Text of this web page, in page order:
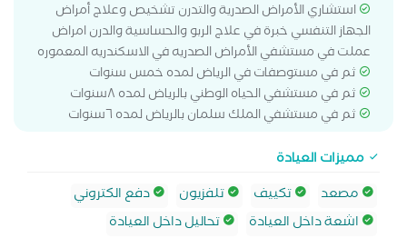
استشاري الأمراض الصدرية والتدرن تشخيص وعلاج أمراض
الجهاز التنفسي خبرة في علاج الربو والحساسية والدرن امراض
عملت في مستشفي الأمراض الصدريه في الاسكندريه المعموره
ثم في مستوصفات في الرياض لمده خمس سنوات
ثم في مستشفي الحياه الوطني بالرياض لمده ٨سنوات
ثم في مستشفي الملك سلمان بالرياض لمده ٦سنوات
مميزات العيادة
مصعد
تكييف تلفزيون
دفع الكتروني
اشعة داخل العيادة
تحاليل داخل العيادة